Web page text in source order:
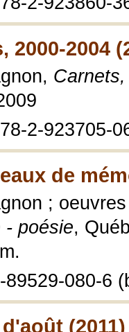
2000-2004
2-923705-
de
;
- poésie,
89529-080-6
(2011)